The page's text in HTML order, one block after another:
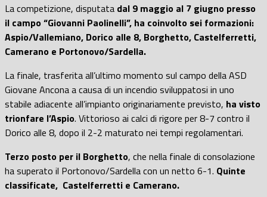
La competizione, disputata dal 9 maggio al 7 giugno presso
il campo “Giovanni Paolinelli”, ha coinvolto sei formazioni:
Aspio/Vallemiano, Dorico alle 8, Borghetto, Castelferretti,
Camerano e Portonovo/Sardella.
La finale, trasferita all’ultimo momento sul campo della ASD
Giovane Ancona a causa di un incendio sviluppatosi in uno
stabile adiacente all’impianto originariamente previsto, ha visto
trionfare l’Aspio. Vittorioso ai calci di rigore per 8-7 contro il
Dorico alle 8, dopo il 2-2 maturato nei tempi regolamentari.
Terzo posto per il Borghetto, che nella finale di consolazione
ha superato il Portonovo/Sardella con un netto 6-1. Quinte
classificate, Castelferretti e Camerano.